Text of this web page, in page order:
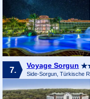
7. Voyage Sorgun
Side-Sorgun, Türkische